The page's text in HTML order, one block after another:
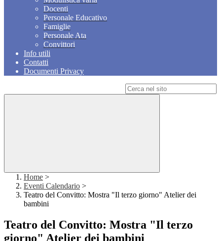
Docenti
Personale Educativo
Famiglie
Personale Ata
Convittori
Info utili
Contatti
Documenti Privacy
Home >
Eventi Calendario >
Teatro del Convitto: Mostra "Il terzo giorno" Atelier dei
bambini
Teatro del Convitto: Mostra "Il terzo
giorno" Atelier dei bambini